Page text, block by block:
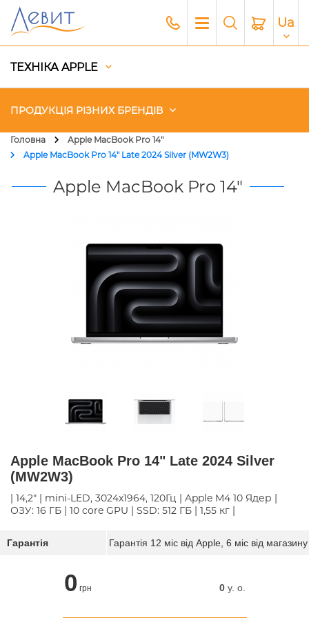
Ua
ТЕХНІКА APPLE
ПРОДУКЦІЯ РІЗНИХ БРЕНДІВ
Чохли
Акустика
Платний сервіс Apple
Головна
Apple MacBook Pro 14"
Apple MacBook Pro 14" Late 2024 Silver (MW2W3)
Apple MacBook Pro 14"
Apple MacBook Pro 14" Late 2024 Silver
(MW2W3)
| 14,2" | mini-LED, 3024x1964, 120Гц | Apple M4 10 Ядер |
ОЗУ: 16 ГБ | 10 core GPU | SSD: 512 ГБ | 1,55 кг |
Гарантія Гарантія 12 міс від Apple, 6 міс від магазину
0 грн 0y. о.